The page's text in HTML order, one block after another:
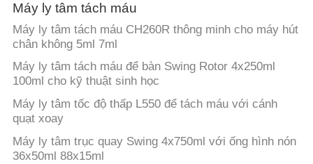
SƠ
ĐỒ
TRANG
WEB
PRIVACY
POLICY
Máy ly tâm tách máu
Máy ly tâm tách máu CH260R thông minh cho máy hút
chân không 5ml 7ml
Máy ly tâm tách máu để bàn Swing Rotor 4x250ml
100ml cho kỹ thuật sinh học
Máy ly tâm tốc độ thấp L550 để tách máu với cánh
quạt xoay
Máy ly tâm trục quay Swing 4x750ml với ống hình nón
36x50ml 88x15ml